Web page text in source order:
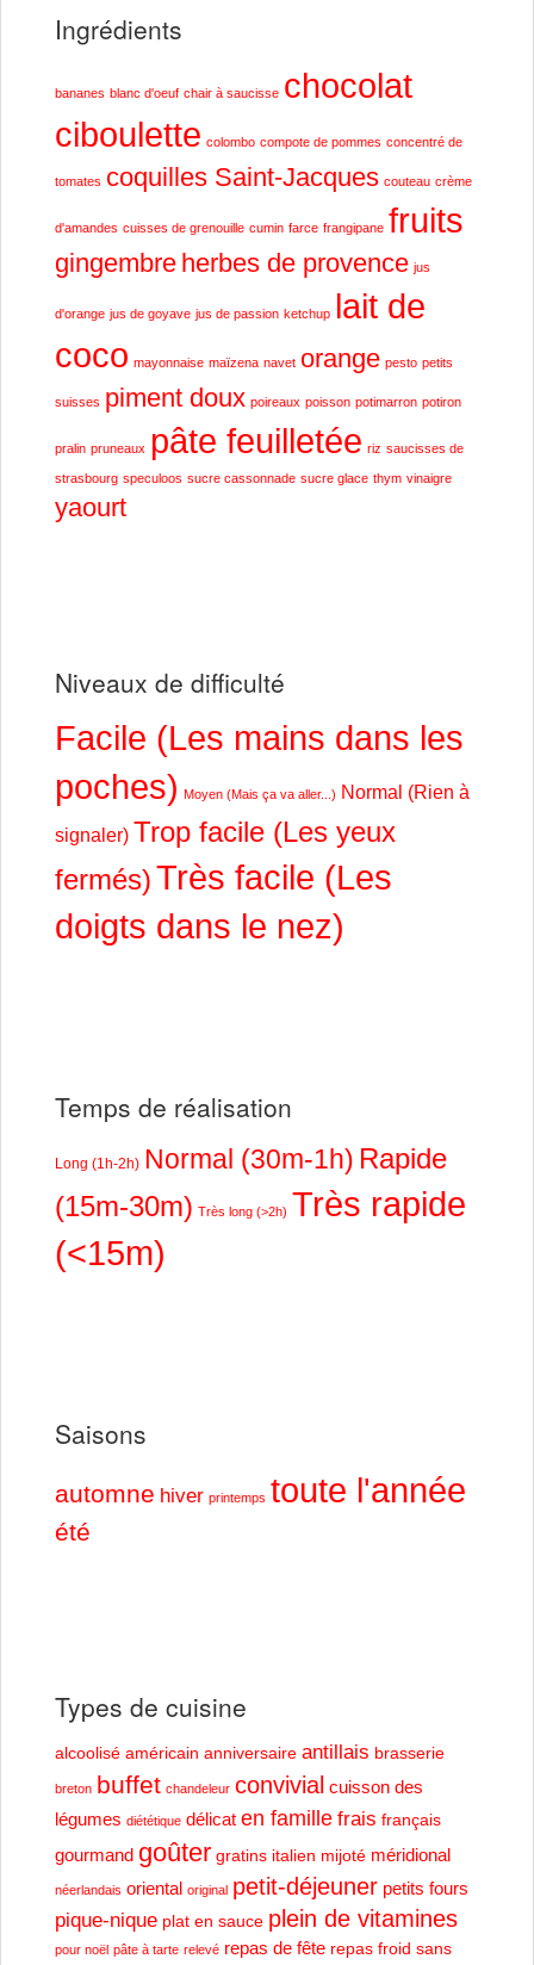
Ingrédients
bananes blanc d'oeuf chair à saucisse chocolat
ciboulette colombo compote de pommes concentré de
tomates coquilles Saint-Jacques couteau crème
d'amandes cuisses de grenouille cumin farce frangipane fruits
gingembre herbes de provence jus
d'orange jus de goyave jus de passion ketchup lait de
coco mayonnaise maïzena navet orange pesto petits
suisses piment doux poireaux poisson potimarron potiron
pralin pruneaux pâte feuilletée riz saucisses de
strasbourg speculoos sucre cassonnade sucre glace thym vinaigre
yaourt
Niveaux de difficulté
Facile (Les mains dans les
poches) Moyen (Mais ça va aller...) Normal (Rien à
signaler) Trop facile (Les yeux
fermés)Très facile (Les
doigts dans le nez)
Temps de réalisation
Long (1h-2h) Normal (30m-1h) Rapide
(15m-30m) Très long (>2h) Très rapide
(<15m)
Saisons
automne hiver printemps toute l'année
été
Types de cuisine
alcoolisé américain anniversaire antillais brasserie
breton buffet chandeleur convivial cuisson des
légumes diététique délicat en famille frais français
gourmand goûter gratins italien mijoté méridional
néerlandais oriental original petit-déjeuner petits fours
pique-nique plat en sauce plein de vitamines
pour noël pâte à tarte relevé repas de fête repas froid sans